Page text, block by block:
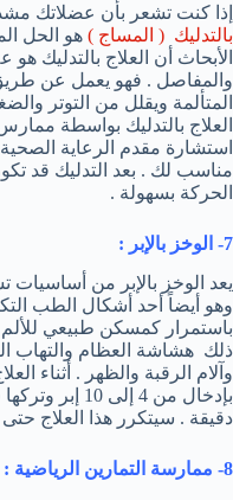
إذا كنت تشعر بأن عضلاتك
بالتدليك ( المساج ) هو الحل
الأبحاث أن العلاج بالتدليك هو
والمفاصل . فهو يعمل عن
المتألمة ويقلل من التوتر
العلاج بالتدليك بواسطة
استشارة مقدم الرعاية
مناسب لك . بعد التدليك قد
الحركة بسهولة .
7- الوخز بالإبر :
يعد الوخز بالإبر من
وهو أيضاً أحد أشكال الطب
باستمرار كمسكن طبيعي
ذلك هشاشة العظام والتهاب
وآلام الرقبة والظهر . أثناء
دقيقة . سيتكرر هذا العلاج حتى 12 مرة على مدار عدة أشهر .
8- ممارسة التمارين الرياضية :